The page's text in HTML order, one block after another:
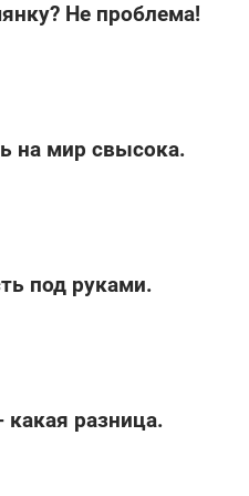
Не проблема!
на мир свысока.
под руками.
какая разница.